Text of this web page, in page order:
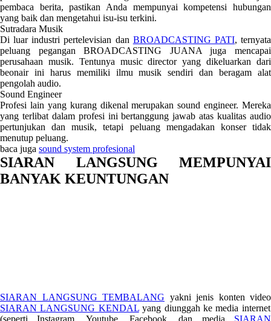
pembaca berita, pastikan Anda mempunyai kompetensi hubungan
yang baik dan mengetahui isu-isu terkini.
Sutradara Musik
Di luar industri pertelevisian dan BROADCASTING PATI, ternyata
peluang pegangan BROADCASTING JUANA juga mencapai
perusahaan musik. Tentunya music director yang dikeluarkan dari
beonair ini harus memiliki ilmu musik sendiri dan beragam alat
pengolah audio.
Sound Engineer
Profesi lain yang kurang dikenal merupakan sound engineer. Mereka
yang terlibat dalam profesi ini bertanggung jawab atas kualitas audio
pertunjukan dan musik, tetapi peluang mengadakan konser tidak
menutup peluang.
baca juga sound system profesional
SIARAN LANGSUNG MEMPUNYAI
BANYAK KEUNTUNGAN
SIARAN LANGSUNG TEMBALANG yakni jenis konten video
SIARAN LANGSUNG KENDALyang diunggah ke media internet
(seperti Instagram, Youtube, Facebook, dan media SIARAN